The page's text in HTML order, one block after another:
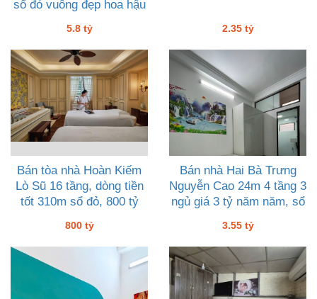
sổ đỏ vuông đẹp hoa hậu
5.8 tỷ 2.35 tỷ
Bán tòa nhà Hoàn Kiếm
Lò Sũ 16 tầng, dòng tiền
tốt 310m sổ đỏ, 800 tỷ
800 tỷ
Bán nhà Hai Bà Trưng
Nguyễn Cao 24m 4 tầng 3
ngủ giá 3 tỷ năm năm, sổ
3.55 tỷ